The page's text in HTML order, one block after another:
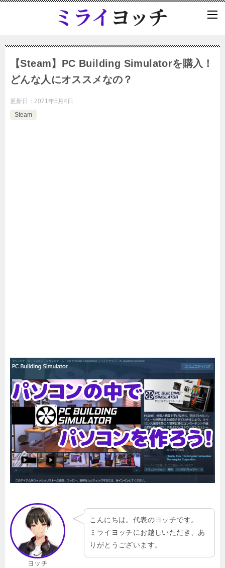
【Steam】PC Building Simulatorを購入！
どんな人にオススメなの？
更新日： 2021年5月4日
Steam
ヨッチ
こんにちは。代表のヨッチです。
ミライヨッチにお越しいただき、あ
りがとうございます。